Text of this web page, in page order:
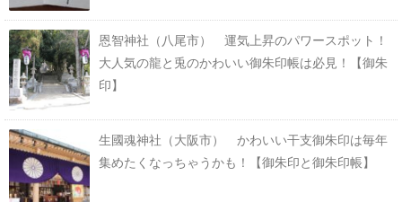
恩智神社（八尾市） 運気上昇のパワースポット！
大人気の龍と兎のかわいい御朱印帳は必見！【御朱
印】
生國魂神社（大阪市） かわいい干支御朱印は毎年
集めたくなっちゃうかも！【御朱印と御朱印帳】